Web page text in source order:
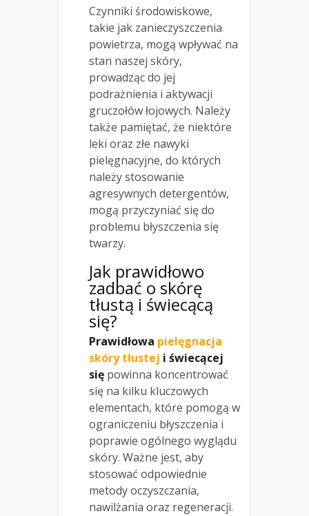
Czynniki środowiskowe,
takie jak zanieczyszczenia
powietrza, mogą wpływać na
stan naszej skóry,
prowadząc do jej
podrażnienia i aktywacji
gruczołów łojowych. Należy
także pamiętać, że niektóre
leki oraz złe nawyki
pielęgnacyjne, do których
należy stosowanie
agresywnych detergentów,
mogą przyczyniać się do
problemu błyszczenia się
twarzy.
Jak prawidłowo
zadbać o skórę
tłustą i świecącą
się?
Prawidłowa pielęgnacja
skóry tłustej i świecącej
się powinna koncentrować
się na kilku kluczowych
elementach, które pomogą w
ograniczeniu błyszczenia i
poprawie ogólnego wyglądu
skóry. Ważne jest, aby
stosować odpowiednie
metody oczyszczania,
nawilżania oraz regeneracji.